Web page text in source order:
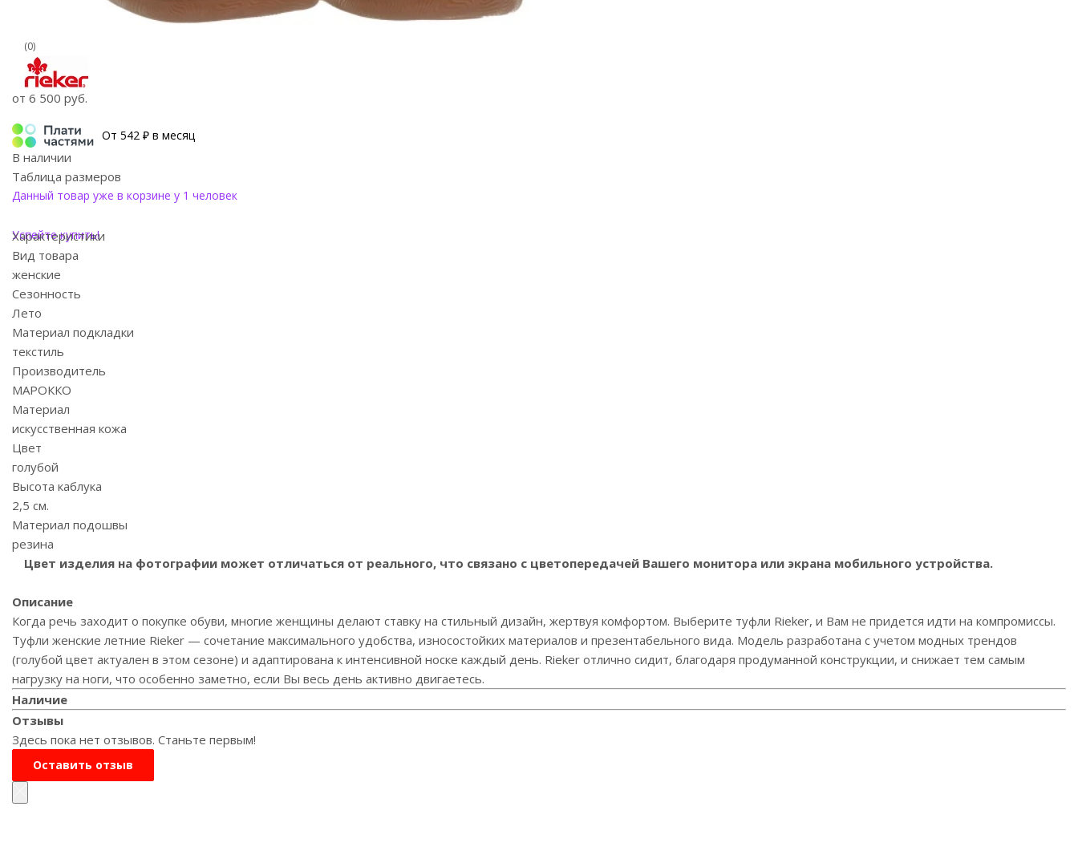
(0)
от 6 500 руб.
От 542 ₽ в месяц
В наличии
Таблица размеров
Данный товар уже в корзине у 1 человек
Успейте купить!
Характеристики
Вид товара
женские
Сезонность
Лето
Материал подкладки
текстиль
Производитель
МАРОККО
Материал
искусственная кожа
Цвет
голубой
Высота каблука
2,5 см.
Материал подошвы
резина
Цвет изделия на фотографии может отличаться от реального, что связано с цветопередачей Вашего монитора или экрана мобильного устройства.
Описание
Когда речь заходит о покупке обуви, многие женщины делают ставку на стильный дизайн, жертвуя комфортом. Выберите туфли Rieker, и Вам не придется идти на компромиссы.
Туфли женские летние Rieker — сочетание максимального удобства, износостойких материалов и презентабельного вида. Модель разработана с учетом модных трендов
(голубой цвет актуален в этом сезоне) и адаптирована к интенсивной носке каждый день. Rieker отлично сидит, благодаря продуманной конструкции, и снижает тем самым
нагрузку на ноги, что особенно заметно, если Вы весь день активно двигаетесь.
Наличие
Отзывы
Здесь пока нет отзывов. Станьте первым!
Оставить отзыв